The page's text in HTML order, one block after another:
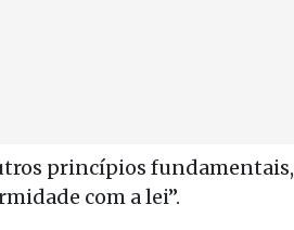
princípios fundamentais,
com a lei”.